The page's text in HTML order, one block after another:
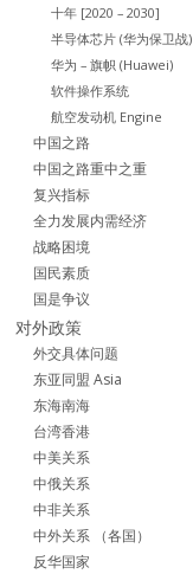
十年 [2020 – 2030]
半导体芯片 (华为保卫战)
华为 – 旗帜 (Huawei)
软件操作系统
航空发动机 Engine
中国之路
中国之路重中之重
复兴指标
全力发展内需经济
战略困境
国民素质
国是争议
对外政策
外交具体问题
东亚同盟 Asia
东海南海
台湾香港
中美关系
中俄关系
中非关系
中外关系 （各国）
反华国家